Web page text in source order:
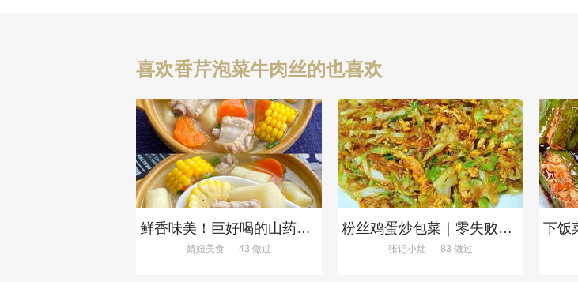
喜欢香芹泡菜牛肉丝的也喜欢
鲜香味美！巨好喝的山药排骨汤！！
婧妞美食 43 做过
粉丝鸡蛋炒包菜｜零失败、巨下饭
张记小灶 83 做过